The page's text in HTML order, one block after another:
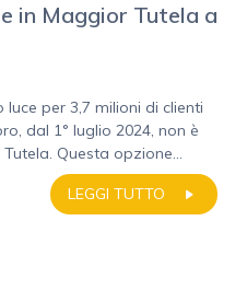
in Maggior Tutela a
per 3,7 milioni di clienti
dal 1° luglio 2024, non è
Questa opzione...
LEGGI TUTTO